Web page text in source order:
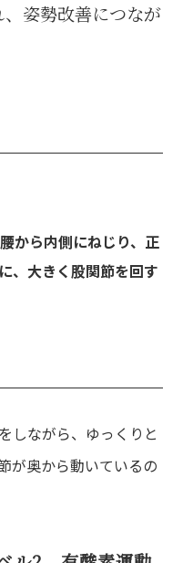
姿勢改善につなが
から内側にねじり、正
、大きく股関節を回す
しながら、ゆっくりと
が奥から動いているの